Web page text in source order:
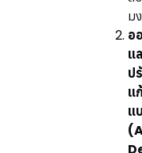
ม
อ
แ
ป
แ
แ